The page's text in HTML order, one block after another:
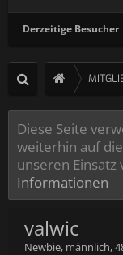
Derzeitige Besucher
Diese Seite
weiterhin auf
unseren Einsatz
Informationen
valwic
Newbie, männlich,